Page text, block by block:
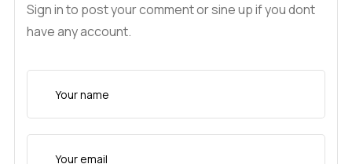
Sign in to post your comment or sine up if you dont
have any account.